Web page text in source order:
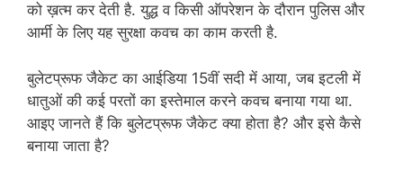
को ख़त्म कर देती है. युद्ध व किसी ऑपरेशन के दौरान पुलिस और
आर्मी के लिए यह सुरक्षा कवच का काम करती है.
बुलेटप्रूफ जैकेट का आईडिया 15वीं सदी में आया, जब इटली में
धातुओं की कई परतों का इस्तेमाल करने कवच बनाया गया था.
आइए जानते हैं कि बुलेटप्रूफ जैकेट क्या होता है? और इसे कैसे
बनाया जाता है?